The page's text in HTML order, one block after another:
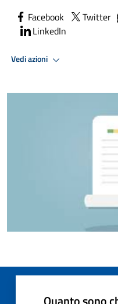
Facebook Twitter
LinkedIn
Vedi azioni